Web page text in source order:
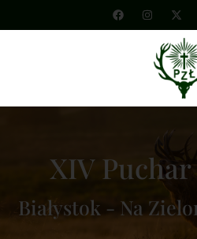
XIV
Białystok - Na